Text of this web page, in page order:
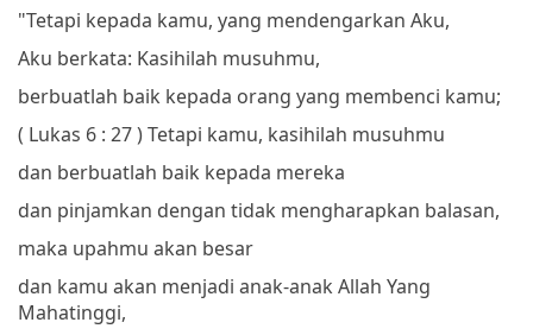
"Tetapi kepada kamu, yang mendengarkan Aku,
Aku berkata: Kasihilah musuhmu,
berbuatlah baik kepada orang yang membenci kamu;
( Lukas 6 : 27 )Tetapi kamu, kasihilah musuhmu
dan berbuatlah baik kepada mereka
dan pinjamkan dengan tidak mengharapkan balasan,
maka upahmu akan besar
dan kamu akan menjadi anak-anak Allah Yang
Mahatinggi,